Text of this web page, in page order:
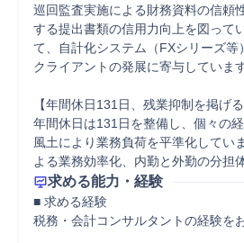
巡回監査実施による財務資料の信頼
する提出書類の信用力向上を図って
て、自計化システム（FXシリーズ
クライアントの発展に寄与しています
【年間休日131日、残業抑制を掲げる
年間休日は131日を整備し、個々の
風土により業務負荷を平準化してい
よる業務効率化、内勤と外勤の分担
求める能力・経験
■ 求める経験
税務・会計コンサルタントの経験を